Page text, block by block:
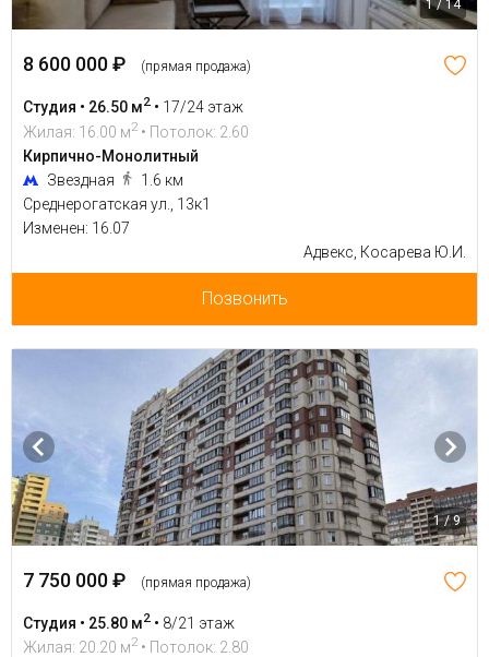
1 / 14
8 600 000 ₽ (прямая продажа)
Студия • 26.50 м2 • 17/24 этаж
Жилая: 16.00 м2 • Потолок: 2.60
Кирпично-Монолитный
Звездная
1.6 км
Среднерогатская ул., 13к1
Изменен: 16.07
Адвекс, Косарева Ю.И.
Позвонить
1 / 9
7 750 000 ₽ (прямая продажа)
Студия • 25.80 м2 • 8/21 этаж
Жилая: 20.20 м2 • Потолок: 2.80